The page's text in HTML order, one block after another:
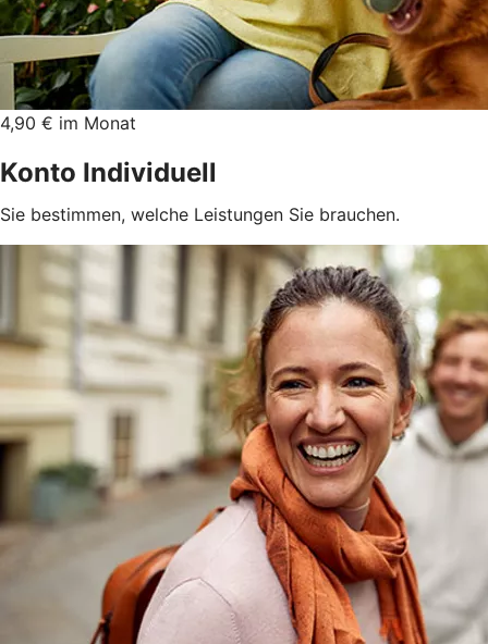
4,90 € im Monat
Konto Individuell
Sie bestimmen, welche Leistungen Sie brauchen.